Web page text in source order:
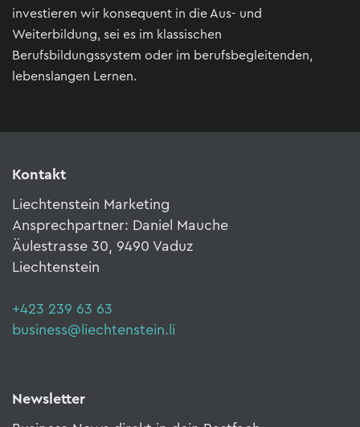
investieren wir konsequent in die Aus- und
Weiterbildung, sei es im klassischen
Berufsbildungssystem oder im berufsbegleitenden,
lebenslangen Lernen.
Kontakt
Liechtenstein Marketing
Ansprechpartner: Daniel Mauche
Äulestrasse 30, 9490 Vaduz
Liechtenstein
+423 239 63 63
business@liechtenstein.li
Newsletter